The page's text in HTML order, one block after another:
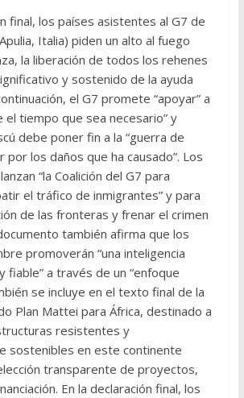
final, los países asistentes al G7 de
Italia) piden un alto al fuego
la liberación de todos los rehenes
y sostenido de la ayuda
el G7 promete “apoyar” a
el tiempo que sea necesario” y
debe poner fin a la “guerra de
por los daños que ha causado”. Los
“la Coalición del G7 para
el tráfico de inmigrantes” y para
de las fronteras y frenar el crimen
también afirma que los
promoverán “una inteligencia
fiable” a través de un “enfoque
se incluye en el texto final de la
Plan Mattei para África, destinado a
resistentes y
sostenibles en este continente
transparente de proyectos,
En la declaración final, los